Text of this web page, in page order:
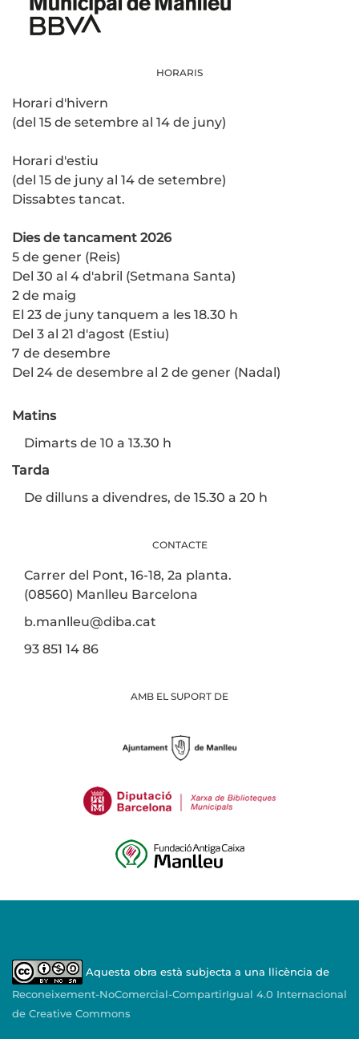
HORARIS
Horari d'hivern
(del 15 de setembre al 14 de juny)
Horari d'estiu
(del 15 de juny al 14 de setembre)
Dissabtes tancat.
Dies de tancament 2026
5 de gener (Reis)
Del 30 al 4 d'abril (Setmana Santa)
2 de maig
El 23 de juny tanquem a les 18.30 h
Del 3 al 21 d'agost (Estiu)
7 de desembre
Del 24 de desembre al 2 de gener (Nadal)
Matins
Dimarts de 10 a 13.30 h
Tarda
De dilluns a divendres, de 15.30 a 20 h
CONTACTE
Carrer del Pont, 16-18, 2a planta.
(08560) Manlleu Barcelona
b.manlleu@diba.cat
93 851 14 86
AMB EL SUPORT DE
Aquesta obra està subjecta a una llicència de
Reconeixement-NoComercial-CompartirIgual 4.0 Internacional
de Creative Commons